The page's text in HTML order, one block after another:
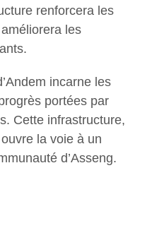
renforcera les
les
incarne les
portées par
Cette infrastructure,
la voie à un
d’Asseng.